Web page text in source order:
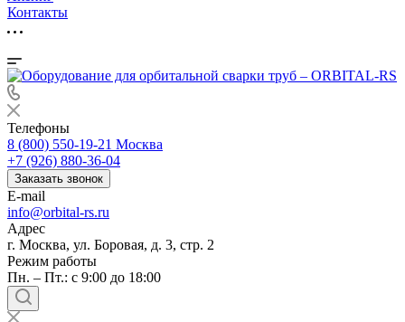
Контакты
Телефоны
8 (800) 550-19-21 Москва
+7 (926) 880-36-04
Заказать звонок
E-mail
info@orbital-rs.ru
Адрес
г. Москва, ул. Боровая, д. 3, стр. 2
Режим работы
Пн. – Пт.: с 9:00 до 18:00